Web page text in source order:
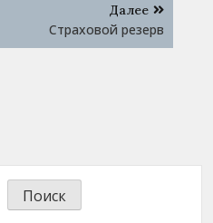
Далее
Страховой резерв
Поиск